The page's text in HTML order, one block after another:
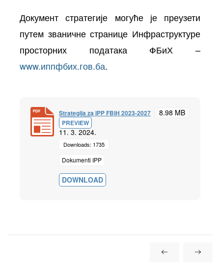
Документ стратегије могуће је преузети
путем званичне странице Инфраструктуре
просторних података ФБиХ –
www.иппфбих.гов.ба.
Strategija za IPP FBiH 2023-2027 8.98 MB
PREVIEW
11. 3. 2024.
Downloads: 1735
Dokumenti IPP
DOWNLOAD